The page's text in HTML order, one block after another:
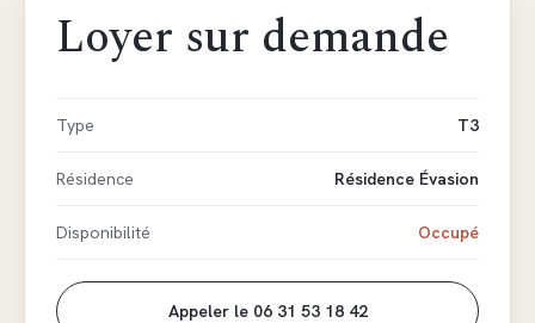
Loyer sur demande
Type T3
Résidence Résidence Évasion
Disponibilité Occupé
Appeler le 06 31 53 18 42